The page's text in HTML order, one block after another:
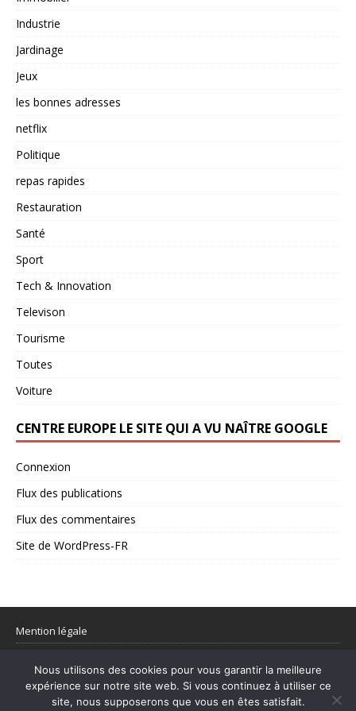
Industrie
Jardinage
Jeux
les bonnes adresses
netflix
Politique
repas rapides
Restauration
Santé
Sport
Tech & Innovation
Televison
Tourisme
Toutes
Voiture
CENTRE EUROPE LE SITE QUI A VU NAÎTRE GOOGLE
Connexion
Flux des publications
Flux des commentaires
Site de WordPress-FR
Mention légale
© 1998–2026 Centre Europe Actu – L’actualité utile et les sujets qui
Nous utilisons des cookies pour vous garantir la meilleure
expérience sur notre site web. Si vous continuez à utiliser ce
site, nous supposerons que vous en êtes satisfait.